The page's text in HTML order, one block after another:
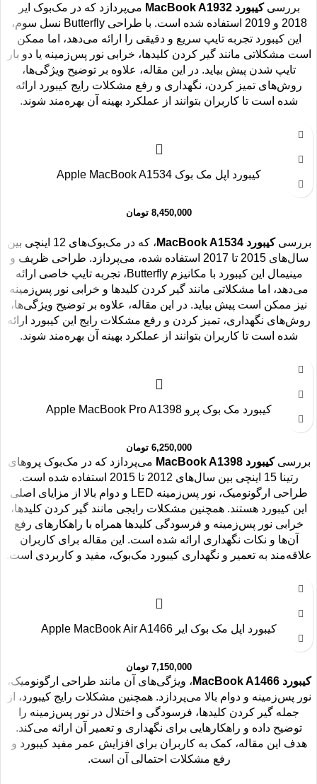
بررسیکیبورد MacBook A1932
می‌پردازد که در مک‌بوک ایر
2018 و 2019 استفاده شده است. با طراحی Butterfly نسل سوم،
این کیبورد تجربه تایپ سریع و دقیقی را ارائه می‌دهد، اما ممکن
است مشکلاتی مانند گیر کردن کلیدها، خرابی نور پس‌زمینه یا دو بار
تایپ شدن پیش بیاید. در این مقاله، علاوه بر توضیح ویژگی‌ها،
روش‌های تمیز کردن، نگهداری و رفع مشکلات رایج کیبورد ارائه
شده است تا کاربران بتوانند از عملکرد بهینه آن بهره‌مند شوند.
کیبورد اپل مک بوک Apple MacBook A1534
8,450,000 تومان
بررسیکیبورد MacBook A1534
، که در مک‌بوک‌های 12 اینچی بین
سال‌های 2015 تا 2017 استفاده شده، می‌پردازد. طراحی ظریف و
مینیمال این کیبورد با مکانیزم Butterfly، تجربه تایپ خاصی ارائه
می‌دهد، اما مشکلاتی مانند گیر کردن کلیدها و خرابی نور پس‌زمینه
نیز ممکن است پیش بیاید. در این مقاله، علاوه بر توضیح ویژگی‌ها،
روش‌های نگهداری، تمیز کردن و رفع مشکلات رایج این کیبورد ارائه
شده است تا کاربران بتوانند از عملکرد بهینه آن بهره‌مند شوند.
کیبورد مک بوک پرو Apple MacBook Pro A1398
6,250,000 تومان
بررسیکیبورد MacBook A1398
می‌پردازد که در مک‌بوک پروهای
رتینا 15 اینچی بین سال‌های 2012 تا 2015 استفاده شده است.
طراحی ارگونومیک، نور پس‌زمینه LED و دوام بالا از مزایای اصلی
این کیبورد هستند. همچنین مشکلات رایجی مانند گیر کردن کلیدها،
خرابی نور پس‌زمینه و فرسودگی کلیدها همراه با راهکارهای رفع
آن‌ها و نکات نگهداری ارائه شده است. این مقاله برای کاربران
علاقه‌مند به تعمیر و نگهداری کیبورد مک‌بوک، مفید و کاربردی است.
کیبورد اپل مک بوک ایر Apple MacBook Air A1466
7,150,000 تومان
کیبورد MacBook A1466
، ویژگی‌های آن مانند طراحی ارگونومیک،
نور پس‌زمینه و دوام بالا می‌پردازد. همچنین مشکلات رایج کیبورد، از
جمله گیر کردن کلیدها، فرسودگی و اختلال در نور پس‌زمینه را
توضیح داده و راهکارهایی برای نگهداری و تعمیر آن ارائه می‌کند.
هدف این مقاله، کمک به کاربران برای افزایش عمر مفید کیبورد و
رفع مشکلات احتمالی آن است.